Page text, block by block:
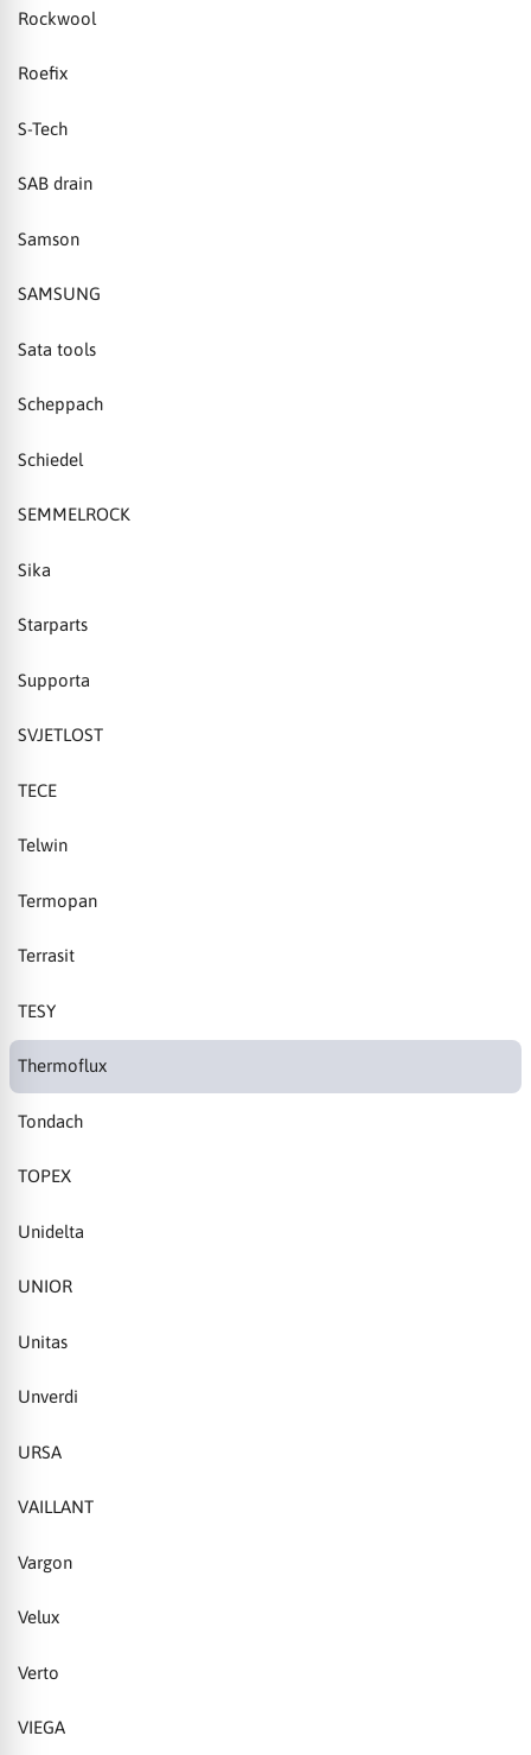
Rockwool
Roefix
S-Tech
SAB drain
Samson
SAMSUNG
Sata tools
Scheppach
Schiedel
SEMMELROCK
Sika
Starparts
Supporta
SVJETLOST
TECE
Telwin
Termopan
Terrasit
TESY
Thermoflux
Tondach
TOPEX
Unidelta
UNIOR
Unitas
Unverdi
URSA
VAILLANT
Vargon
Velux
Verto
VIEGA